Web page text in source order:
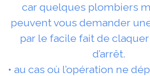
car quelques plombiers
peuvent vous demander
par le facile fait de
d’arrêt.
• au cas où l’opération ne